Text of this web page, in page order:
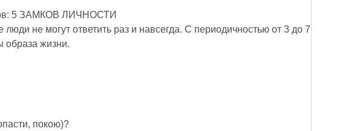
5 ЗАМКОВ ЛИЧНОСТИ
люди не могут ответить раз и навсегда. С периодичностью от 3 до 7
образа жизни.
покою)?